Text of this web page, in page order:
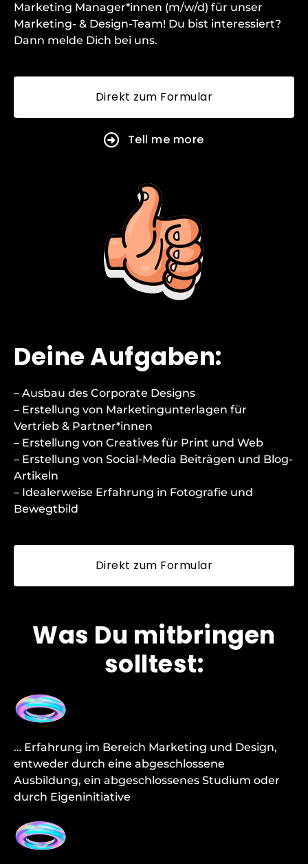
Marketing Manager*innen (m/w/d) für unser
Marketing- & Design-Team! Du bist interessiert?
Dann melde Dich bei uns.
Direkt zum Formular
Tell me more
Deine Aufgaben:
– Ausbau des Corporate Designs
– Erstellung von Marketingunterlagen für
Vertrieb & Partner*innen
– Erstellung von Creatives für Print und Web
– Erstellung von Social-Media Beiträgen und Blog-
Artikeln
– Idealerweise Erfahrung in Fotografie und
Bewegtbild
Direkt zum Formular
Was Du mitbringen
solltest:
… Erfahrung im Bereich Marketing und Design,
entweder durch eine abgeschlossene
Ausbildung, ein abgeschlossenes Studium oder
durch Eigeninitiative